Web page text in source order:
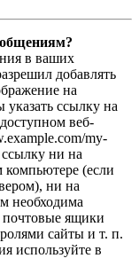
в ваших
добавлять
на
ссылку на
веб-
my-
ни на
(если
ни на
необходима
почтовые ящики
сайты и т. п.
используйте в